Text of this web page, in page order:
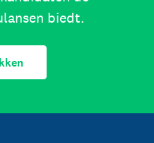
biedt.